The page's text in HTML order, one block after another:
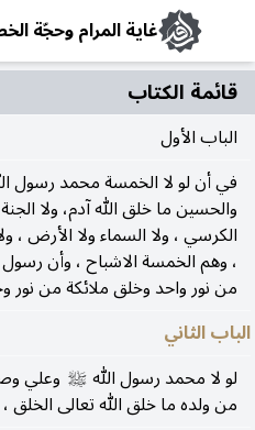
غاية المرام وحجّة
قائمة الکتاب
الباب الأول
في أن لو لا الخمسة محمد رسول
والحسين ما خلق الله آدم، ولا
الكرسي ، ولا السماء ولا الأرض ،
، وهم الخمسة الاشباح ، وأن رسول
من نور واحد وخلق ملائكة من نور
الباب الثاني
لو لا محمد رسول الله صلى‌الله‌عليه‌وآله وعلي
من ولده ما خلق الله تعالى